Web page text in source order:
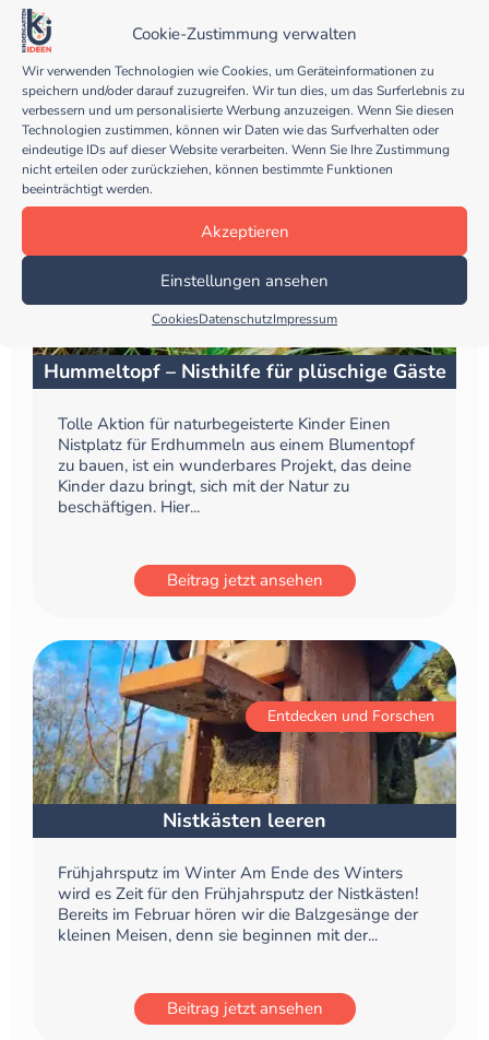
Cookie-Zustimmung verwalten
Wir verwenden Technologien wie Cookies, um Geräteinformationen zu
speichern und/oder darauf zuzugreifen. Wir tun dies, um das Surferlebnis zu
verbessern und um personalisierte Werbung anzuzeigen. Wenn Sie diesen
Technologien zustimmen, können wir Daten wie das Surfverhalten oder
eindeutige IDs auf dieser Website verarbeiten. Wenn Sie Ihre Zustimmung
nicht erteilen oder zurückziehen, können bestimmte Funktionen
beeinträchtigt werden.
Akzeptieren
Einstellungen ansehen
CookiesDatenschutzImpressum
brauchst nur ein paar einfache Materialien, die du
Beitrag jetzt ansehen
Hummeltopf – Nisthilfe für plüschige Gäste
Tolle Aktion für naturbegeisterte Kinder Einen
Nistplatz für Erdhummeln aus einem Blumentopf
zu bauen, ist ein wunderbares Projekt, das deine
Kinder dazu bringt, sich mit der Natur zu
beschäftigen. Hier...
Beitrag jetzt ansehen
Entdecken und Forschen
Nistkästen leeren
Frühjahrsputz im Winter Am Ende des Winters
wird es Zeit für den Frühjahrsputz der Nistkästen!
Bereits im Februar hören wir die Balzgesänge der
kleinen Meisen, denn sie beginnen mit der...
Beitrag jetzt ansehen